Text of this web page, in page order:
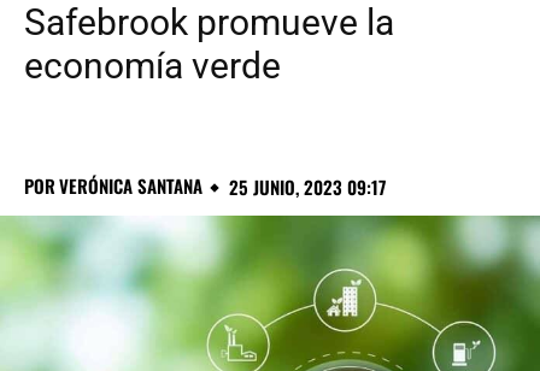
Safebrook promueve la
economía verde
PORVERÓNICA SANTANA 25 JUNIO, 2023 09:17